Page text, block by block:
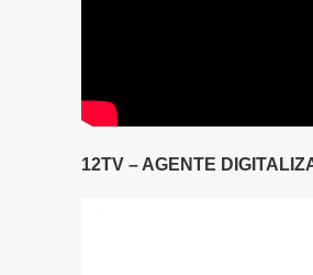
12TV – AGENTE